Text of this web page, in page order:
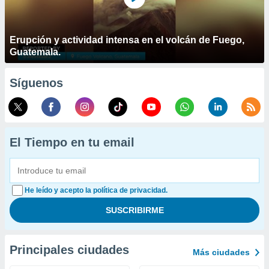
Erupción y actividad intensa en el volcán de Fuego,
Guatemala.
Síguenos
El Tiempo en tu email
He leído y acepto la política de privacidad.
Principales ciudades Más ciudades